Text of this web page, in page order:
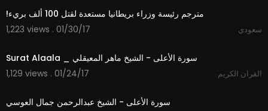
1,223 views . 01/30/17
سعودي
1,129 views . 01/24/17
القران الكريم